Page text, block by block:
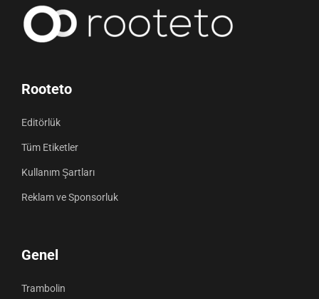
Rooteto
Editörlük
Tüm Etiketler
Kullanım Şartları
Reklam ve Sponsorluk
Genel
Trambolin